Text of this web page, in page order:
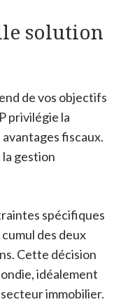
solution
de vos objectifs
privilégie la
fiscaux.
la gestion
spécifiques
des deux
Cette décision
idéalement
immobilier.